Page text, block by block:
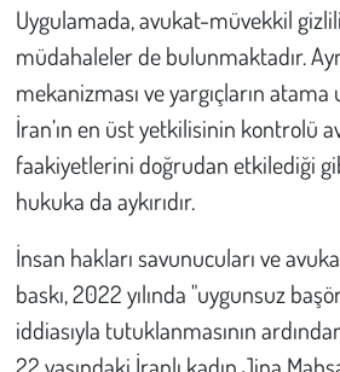
Uygulamada, avukat-müvekkil
müdahaleler de bulunmaktadır.
mekanizması ve yargıçların
İran’ın en üst yetkilisinin kontrolü
faakiyetlerini doğrudan etkilediği
hukuka da aykırıdır.
İnsan hakları savunucuları ve
baskı, 2022 yılında "uygunsuz
iddiasıyla tutuklanmasının
22 yaşındaki İranlı kadın Jina